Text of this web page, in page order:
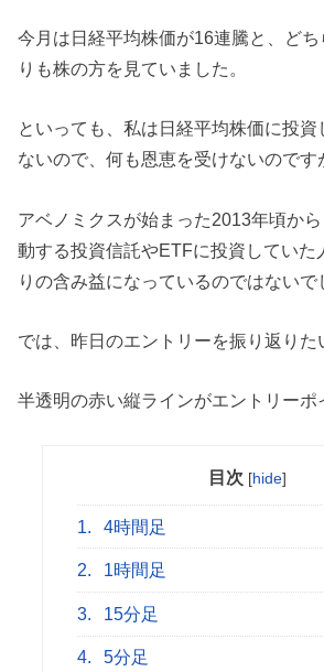
今月は日経平均株価が16連騰と、ど
りも株の方を見ていました。
といっても、私は日経平均株価に投資
ないので、何も恩恵を受けないのです
アベノミクスが始まった2013年頃か
動する投資信託やETFに投資していた
りの含み益になっているのではないで
では、昨日のエントリーを振り返りた
半透明の赤い縦ラインがエントリーポ
目次 [hide]
1. 4時間足
2. 1時間足
3. 15分足
4. 5分足